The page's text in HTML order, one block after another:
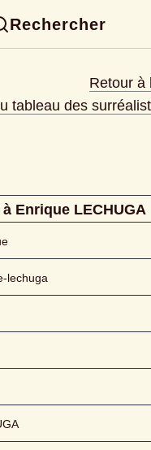
Rechercher
Retour à
tableau des
à Enrique LECHUGA
lechuga